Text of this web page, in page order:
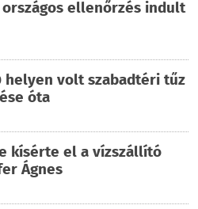
ellenőrzés indult
helyen volt szabadtéri tűz
óta
kísérte el a vízszállító
Ágnes